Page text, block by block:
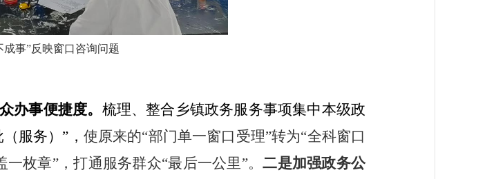
成事”反映窗口咨询问题
办事便捷度。 梳理、整合乡镇政务服务事项集中本级政
服务）”， 使原来的“部门单一窗口受理”转为“全科窗口
一枚章”，打通服务群众“最后一公里”。二是加强政务公